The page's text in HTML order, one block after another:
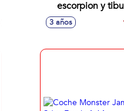
escorpion y
movimiento zigzag
luces y sonidos
3 años